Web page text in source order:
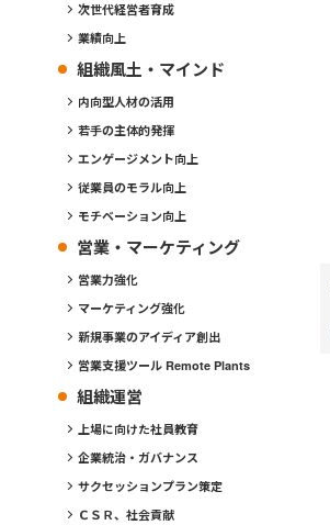
次世代経営者育成
業績向上
組織風土・マインド
内向型人材の活用
若手の主体的発揮
エンゲージメント向上
従業員のモラル向上
モチベーション向上
営業・マーケティング
営業力強化
マーケティング強化
新規事業のアイディア創出
営業支援ツール Remote Plants
組織運営
上場に向けた社員教育
企業統治・ガバナンス
サクセッションプラン策定
ＣＳＲ、社会貢献